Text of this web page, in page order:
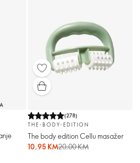
(278)
THE-BODY-EDITION
The body edition Cellu masažer
10,95 KM20,00 KM